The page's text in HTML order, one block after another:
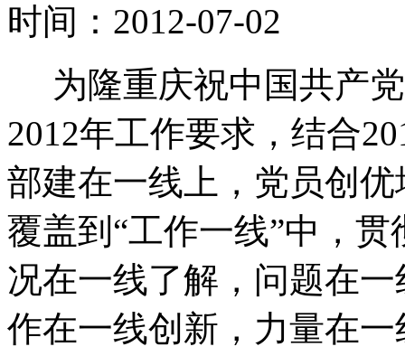
时间：2012-07-02
为隆重庆祝中国共产
2012年工作要求，结合
部建在一线上，党员创
覆盖到“工作一线”中，
况在一线了解，问题在
作在一线创新，力量在